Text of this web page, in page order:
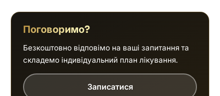
Поговоримо?
Безкоштовно відповімо на ваші запитання та
складемо індивідуальний план лікування.
Записатися